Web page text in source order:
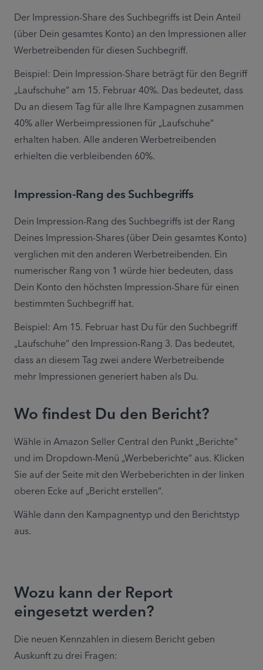
Der Impression-Share des Suchbegriffs ist Dein Anteil
(über Dein gesamtes Konto) an den Impressionen aller
Werbetreibenden für diesen Suchbegriff.
Beispiel: Dein Impression-Share beträgt für den Begriff
„Laufschuhe“ am 15. Februar 40%. Das bedeutet, dass
Du an diesem Tag für alle Ihre Kampagnen zusammen
40% aller Werbeimpressionen für „Laufschuhe“
erhalten haben. Alle anderen Werbetreibenden
erhielten die verbleibenden 60%.
Impression-Rang des Suchbegriffs
Dein Impression-Rang des Suchbegriffs ist der Rang
Deines Impression-Shares (über Dein gesamtes Konto)
verglichen mit den anderen Werbetreibenden. Ein
numerischer Rang von 1 würde hier bedeuten, dass
Dein Konto den höchsten Impression-Share für einen
bestimmten Suchbegriff hat.
Beispiel: Am 15. Februar hast Du für den Suchbegriff
„Laufschuhe“ den Impression-Rang 3. Das bedeutet,
dass an diesem Tag zwei andere Werbetreibende
mehr Impressionen generiert haben als Du.
Wo findest Du den Bericht?
Wähle in Amazon Seller Central den Punkt „Berichte“
und im Dropdown-Menü „Werbeberichte“ aus. Klicken
Sie auf der Seite mit den Werbeberichten in der linken
oberen Ecke auf „Bericht erstellen“.
Wähle dann den Kampagnentyp und den Berichtstyp
aus.
Wozu kann der Report
eingesetzt werden?
Die neuen Kennzahlen in diesem Bericht geben
Auskunft zu drei Fragen: